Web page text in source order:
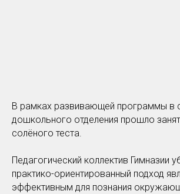
В рамках развивающей программы в
дошкольного отделения прошло
солёного теста.
Педагогический коллектив Гимназии
практико-ориентированный подход
эффективным для познания